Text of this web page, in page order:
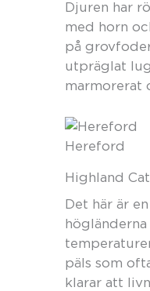
Djuren har
med horn
på
utpräglat
marmorerat
Hereford
Highland
Det här är
päls som
klarar att